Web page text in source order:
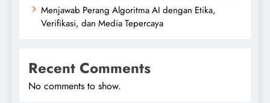
Menjawab Perang Algoritma AI dengan Etika,
Verifikasi, dan Media Tepercaya
Recent Comments
No comments to show.